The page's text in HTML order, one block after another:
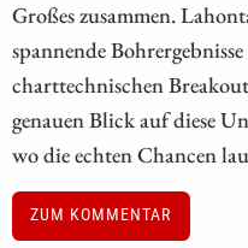
Großes zusammen.
spannende
charttechnischen
genauen Blick auf diese
wo die echten Chancen
ZUM KOMMENTAR